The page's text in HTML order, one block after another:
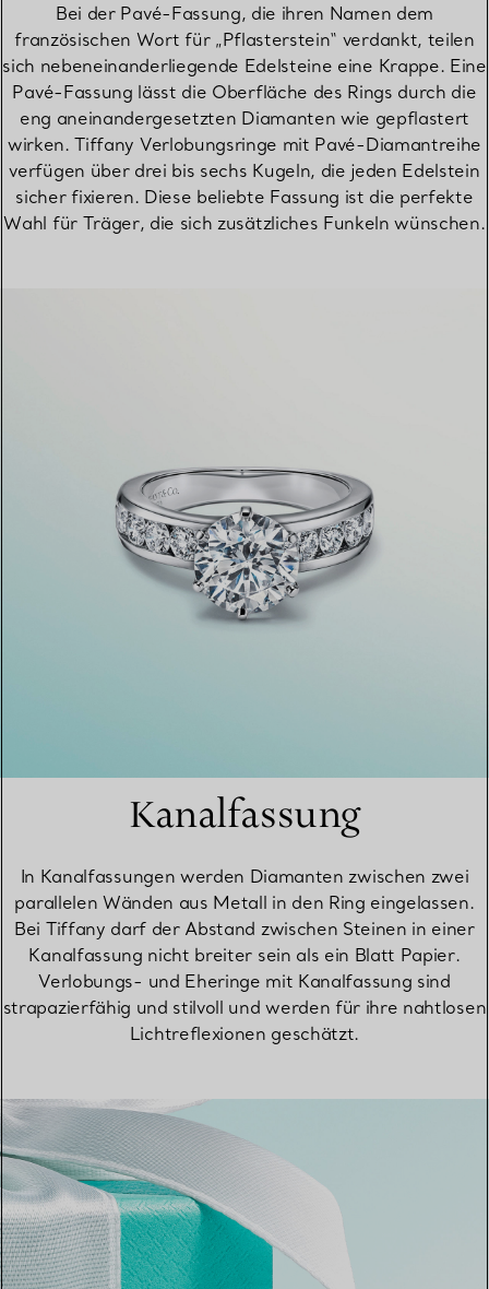
Bei der Pavé-Fassung, die ihren Namen dem
französischen Wort für „Pflasterstein“ verdankt, teilen
sich nebeneinanderliegende Edelsteine eine Krappe. Eine
Pavé-Fassung lässt die Oberfläche des Rings durch die
eng aneinandergesetzten Diamanten wie gepflastert
wirken. Tiffany Verlobungsringe mit Pavé-Diamantreihe
verfügen über drei bis sechs Kugeln, die jeden Edelstein
sicher fixieren. Diese beliebte Fassung ist die perfekte
Wahl für Träger, die sich zusätzliches Funkeln wünschen.
Kanalfassung
In Kanalfassungen werden Diamanten zwischen zwei
parallelen Wänden aus Metall in den Ring eingelassen.
Bei Tiffany darf der Abstand zwischen Steinen in einer
Kanalfassung nicht breiter sein als ein Blatt Papier.
Verlobungs- und Eheringe mit Kanalfassung sind
strapazierfähig und stilvoll und werden für ihre nahtlosen
Lichtreflexionen geschätzt.